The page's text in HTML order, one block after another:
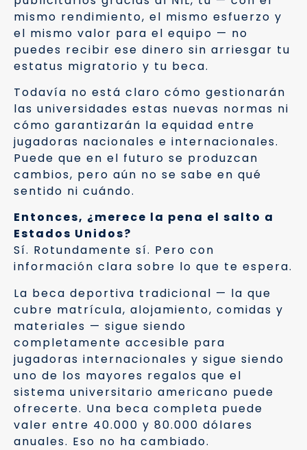
mismo rendimiento, el mismo esfuerzo y
el mismo valor para el equipo — no
puedes recibir ese dinero sin arriesgar tu
estatus migratorio y tu beca.
Todavía no está claro cómo gestionarán
las universidades estas nuevas normas ni
cómo garantizarán la equidad entre
jugadoras nacionales e internacionales.
Puede que en el futuro se produzcan
cambios, pero aún no se sabe en qué
sentido ni cuándo.
Entonces, ¿merece la pena el salto a
Estados Unidos?
Sí. Rotundamente sí. Pero con
información clara sobre lo que te espera.
La beca deportiva tradicional — la que
cubre matrícula, alojamiento, comidas y
materiales — sigue siendo
completamente accesible para
jugadoras internacionales y sigue siendo
uno de los mayores regalos que el
sistema universitario americano puede
ofrecerte. Una beca completa puede
valer entre 40.000 y 80.000 dólares
anuales. Eso no ha cambiado.